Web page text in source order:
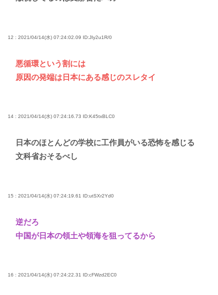
12 : 2021/04/14(水) 07:24:02.09 ID:JIy2u1R/0
悪循環という割には
原因の発端は日本にある感じのスレタイ
14 : 2021/04/14(水) 07:24:16.73 ID:K45txBLC0
日本のほとんどの学校に工作員がいる恐怖を感じる
文科省おそるべし
15 : 2021/04/14(水) 07:24:19.61 ID:utSXr2Yd0
逆だろ
中国が日本の領土や領海を狙ってるから
16 : 2021/04/14(水) 07:24:22.31 ID:cFWzd2EC0